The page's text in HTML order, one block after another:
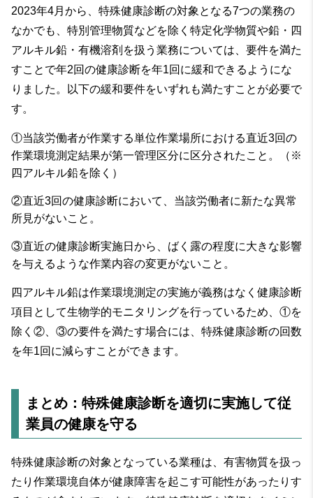
2023年4月から、特殊健康診断の対象となる7つの業務の
なかでも、特別管理物質などを除く特定化学物質や鉛・四
アルキル鉛・有機溶剤を扱う業務については、要件を満た
すことで年2回の健康診断を年1回に緩和できるようにな
りました。以下の緩和要件をいずれも満たすことが必要で
す。
①当該労働者が作業する単位作業場所における直近3回の
作業環境測定結果が第一管理区分に区分されたこと。（※
四アルキル鉛を除く）
②直近3回の健康診断において、当該労働者に新たな異常
所見がないこと。
③直近の健康診断実施日から、ばく露の程度に大きな影響
を与えるような作業内容の変更がないこと。
四アルキル鉛は作業環境測定の実施が義務はなく健康診断
項目として生物学的モニタリングを行っているため、①を
除く②、③の要件を満たす場合には、特殊健康診断の回数
を年1回に減らすことができます。
まとめ：特殊健康診断を適切に実施して従
業員の健康を守る
特殊健康診断の対象となっている業種は、有害物質を扱っ
たり作業環境自体が健康障害を起こす可能性があったりす